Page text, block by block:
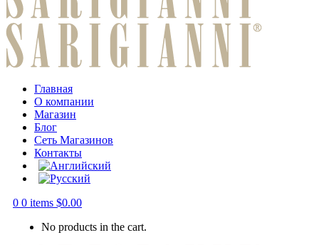
Главная
О компании
Магазин
Блог
Сеть Магазинов
Контакты
0 0 items $0.00
No products in the cart.